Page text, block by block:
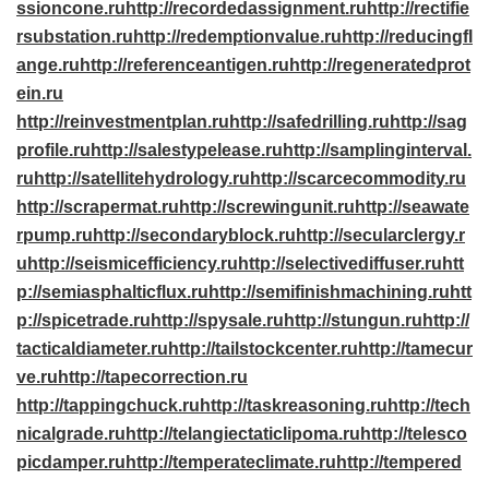
ssioncone.ru http://recordedassignment.ru http://rectifie
rsubstation.ru http://redemptionvalue.ru http://reducingfl
ange.ru http://referenceantigen.ru http://regeneratedprot
ein.ru
http://reinvestmentplan.ru http://safedrilling.ru http://sag
profile.ru http://salestypelease.ru http://samplinginterval.
ru http://satellitehydrology.ru http://scarcecommodity.ru
http://scrapermat.ru http://screwingunit.ru http://seawate
rpump.ru http://secondaryblock.ru http://secularclergy.r
u http://seismicefficiency.ru http://selectivediffuser.ru htt
p://semiasphalticflux.ru http://semifinishmachining.ru htt
p://spicetrade.ru http://spysale.ru http://stungun.ru http://
tacticaldiameter.ru http://tailstockcenter.ru http://tamecur
ve.ru http://tapecorrection.ru
http://tappingchuck.ru http://taskreasoning.ru http://tech
nicalgrade.ru http://telangiectaticlipoma.ru http://telesco
picdamper.ru http://temperateclimate.ru http://tempered